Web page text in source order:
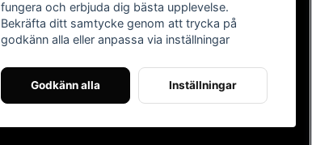
fungera och erbjuda dig bästa upplevelse.
Bekräfta ditt samtycke genom att trycka på
godkänn alla eller anpassa via inställningar
Godkänn alla Inställningar